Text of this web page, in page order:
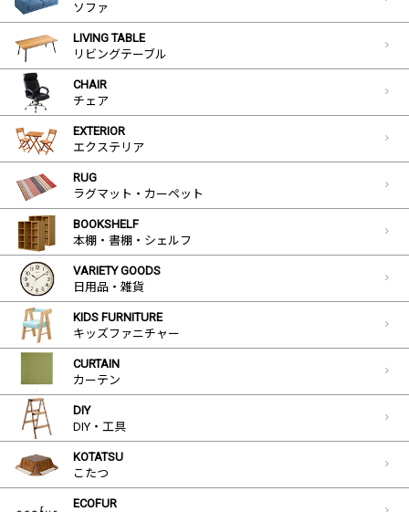
ソファ
LIVING TABLE
リビングテーブル
CHAIR
チェア
EXTERIOR
エクステリア
RUG
ラグマット・カーペット
BOOKSHELF
本棚・書棚・シェルフ
VARIETY GOODS
日用品・雑貨
KIDS FURNITURE
キッズファニチャー
CURTAIN
カーテン
DIY
DIY・工具
KOTATSU
こたつ
ECOFUR